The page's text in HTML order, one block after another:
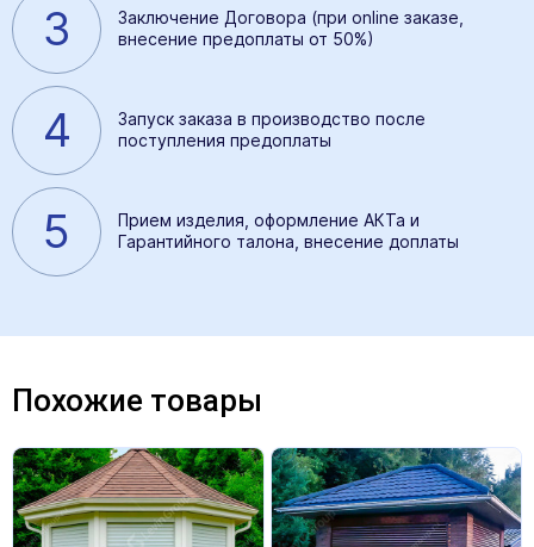
3
Заключение Договора (при online заказе,
внесение предоплаты от 50%)
4
Запуск заказа в производство после
поступления предоплаты
5
Прием изделия, оформление АКТа и
Гарантийного талона, внесение доплаты
Похожие товары